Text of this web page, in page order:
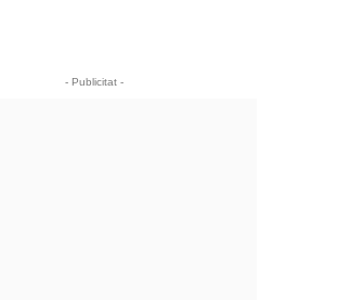
- Publicitat -